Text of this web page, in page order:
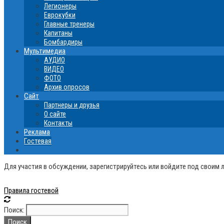
Легионеры
Еврокубки
Главные тренеры
Капитаны
Бомбардиры
Мультимедиа
АУДИО
ВИДЕО
ФОТО
Архив опросов
Сайт
Партнеры и друзья
О сайте
Контакты
Реклама
Гостевая
Для участия в обсуждении, зарегистрируйтесь или войдите под своим
Правила гостевой
Поиск: